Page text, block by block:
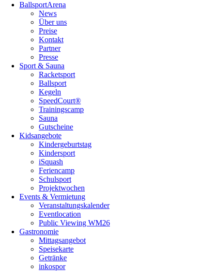
überspringenBallsportArena
News
Über uns
Preise
Kontakt
Partner
Presse
Sport & Sauna
Racketsport
Ballsport
Kegeln
SpeedCourt®
Trainingscamp
Sauna
Gutscheine
Kidsangebote
Kindergeburtstag
Kindersport
iSquash
Feriencamp
Schulsport
Projektwochen
Events & Vermietung
Veranstaltungskalender
Eventlocation
Public Viewing WM26
Gastronomie
Mittagsangebot
Speisekarte
Getränke
inkospor